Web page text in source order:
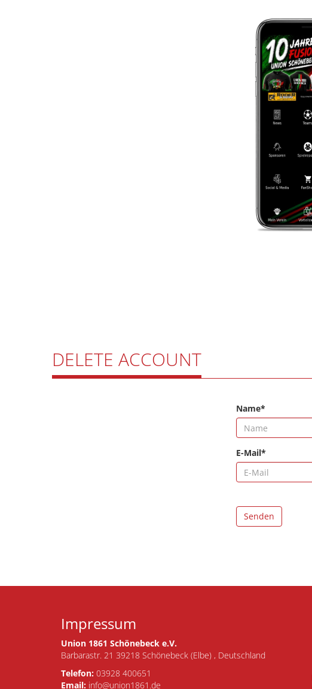
DELETE ACCOUNT
Name*
E-Mail*
Senden
Impressum
Union 1861 Schönebeck e.V.
Barbarastr. 21 39218 Schönebeck (Elbe) , Deutschland
Telefon: 03928 400651
Email: info@union1861.de